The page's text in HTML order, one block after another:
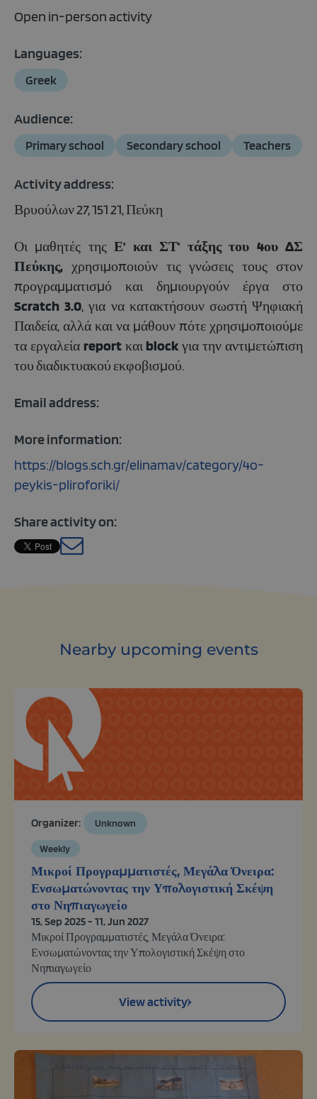
Open in-person activity
Languages:
Greek
Audience:
Primary school Secondary school Teachers
Activity address:
Βρυούλων 27, 151 21, Πεύκη
Οι μαθητές τηςΕ' και ΣΤ' τάξης του 4ου ΔΣ
Πεύκης, χρησιμοποιούν τις γνώσεις τους στον
προγραμματισμό και δημιουργούν έργα στο
Scratch 3.0, για να κατακτήσουν σωστή Ψηφιακή
Παιδεία, αλλά και να μάθουν πότε χρησιμοποιούμε
τα εργαλείαreportκαι block για την αντιμετώπιση
του διαδικτυακού εκφοβισμού.
Email address:
More information:
https://blogs.sch.gr/elinamav/category/4o-
peykis-pliroforiki/
Share activity on:
Nearby upcoming events
Organizer: Unknown
Weekly
Μικροί Προγραμματιστές, Μεγάλα Όνειρα:
Ενσωματώνοντας την Υπολογιστική Σκέψη
στο Νηπιαγωγείο
15, Sep 2025 - 11, Jun 2027
Μικροί Προγραμματιστές, Μεγάλα Όνειρα:
Ενσωματώνοντας την Υπολογιστική Σκέψη στο
Νηπιαγωγείο
View activity